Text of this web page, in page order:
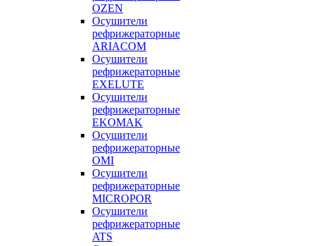
OZEN
Осушители
рефрижераторные
ARIACOM
Осушители
рефрижераторные
EXELUTE
Осушители
рефрижераторные
EKOMAK
Осушители
рефрижераторные
OMI
Осушители
рефрижераторные
MICROPOR
Осушители
рефрижераторные
ATS